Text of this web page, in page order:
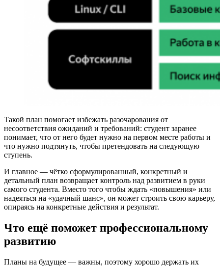
Такой план помогает избежать разочарования от
несоответствия ожиданий и требований: студент заранее
понимает, что от него будет нужно на первом месте работы и
что нужно подтянуть, чтобы претендовать на следующую
ступень.
И главное — чётко сформулированный, конкретный и
детальный план возвращает контроль над развитием в руки
самого студента. Вместо того чтобы ждать «повышения» или
надеяться на «удачный шанс», он может строить свою карьеру,
опираясь на конкретные действия и результат.
Что ещё поможет профессиональному
развитию
Планы на будущее — важны, поэтому хорошо держать их